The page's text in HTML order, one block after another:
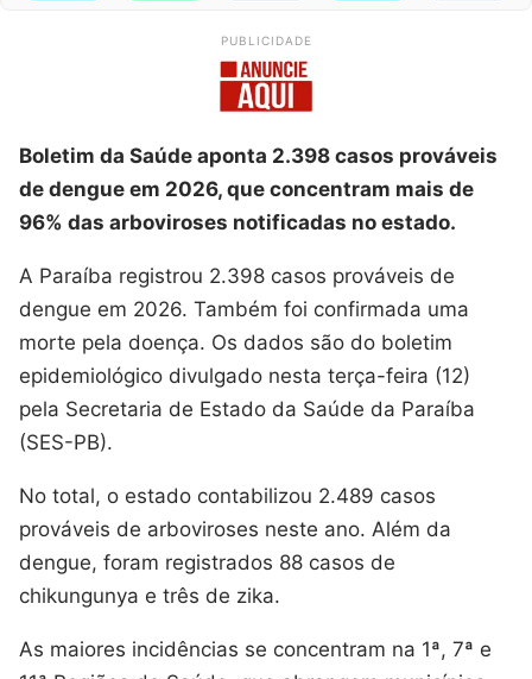
PUBLICIDADE
Boletim da Saúde aponta 2.398 casos prováveis
de dengue em 2026, que concentram mais de
96% das arboviroses notificadas no estado.
A Paraíba registrou 2.398 casos prováveis de
dengue em 2026. Também foi confirmada uma
morte pela doença. Os dados são do boletim
epidemiológico divulgado nesta terça-feira (12)
pela Secretaria de Estado da Saúde da Paraíba
(SES-PB).
No total, o estado contabilizou 2.489 casos
prováveis de arboviroses neste ano. Além da
dengue, foram registrados 88 casos de
chikungunya e três de zika.
As maiores incidências se concentram na 1ª, 7ª e